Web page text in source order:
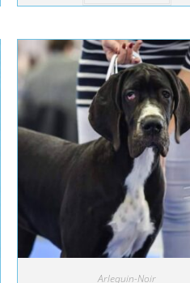
Arlequin-Noir